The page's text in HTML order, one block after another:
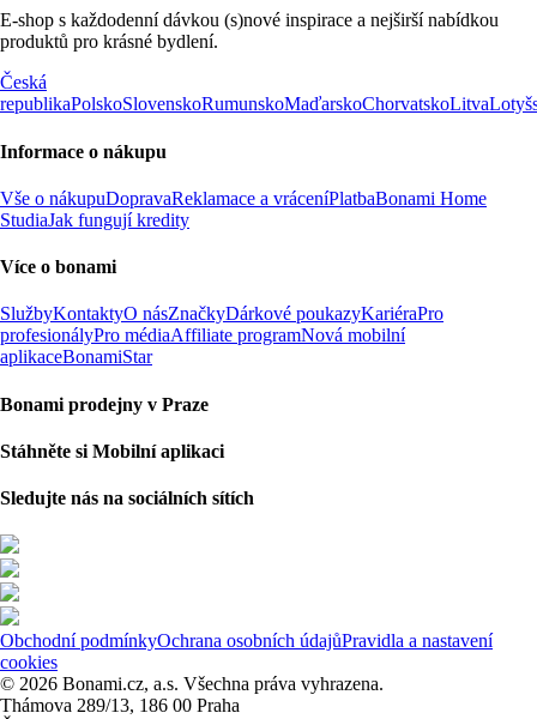
E-shop s každodenní dávkou (s)nové inspirace a nejširší nabídkou
produktů pro krásné bydlení.
Česká
republikaPolskoSlovenskoRumunskoMaďarskoChorvatskoLitva
Informace o nákupu
Vše o nákupuDopravaReklamace a vráceníPlatbaBonami Home
StudiaJak fungují kredity
Více o bonami
SlužbyKontaktyO násZnačkyDárkové poukazyKariéraPro
profesionályPro médiaAffiliate programNová mobilní
aplikaceBonamiStar
Bonami prodejny v Praze
Stáhněte si Mobilní aplikaci
Sledujte nás na sociálních sítích
Obchodní podmínkyOchrana osobních údajůPravidla a nastavení
cookies
© 2026 Bonami.cz, a.s. Všechna práva vyhrazena.
Thámova 289/13, 186 00 Praha